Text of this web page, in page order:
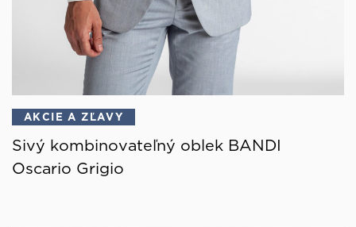
AKCIE A ZĽAVY
Sivý kombinovateľný oblek BANDI
Oscario Grigio